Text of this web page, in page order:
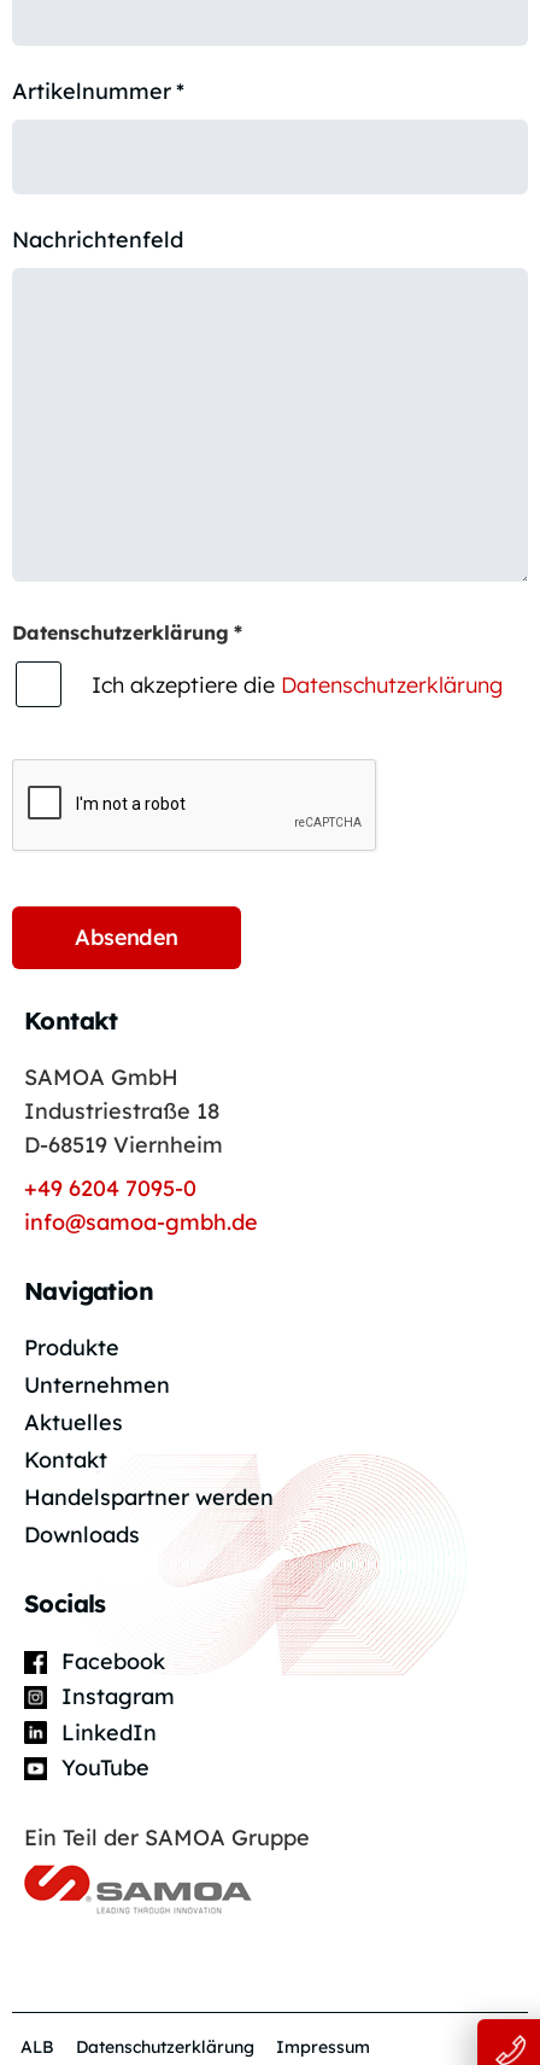
Artikelnummer*
Nachrichtenfeld
Datenschutzerklärung *
Ich akzeptiere die Datenschutzerklärung
Kontakt
SAMOA GmbH
Industriestraße 18
D-68519 Viernheim
+49 6204 7095-0
info@samoa-gmbh.de
Navigation
Produkte
Unternehmen
Aktuelles
Kontakt
Handelspartner werden
Downloads
Socials
Facebook
Instagram
LinkedIn
YouTube
Ein Teil der SAMOA Gruppe
ALB Datenschutzerklärung Impressum